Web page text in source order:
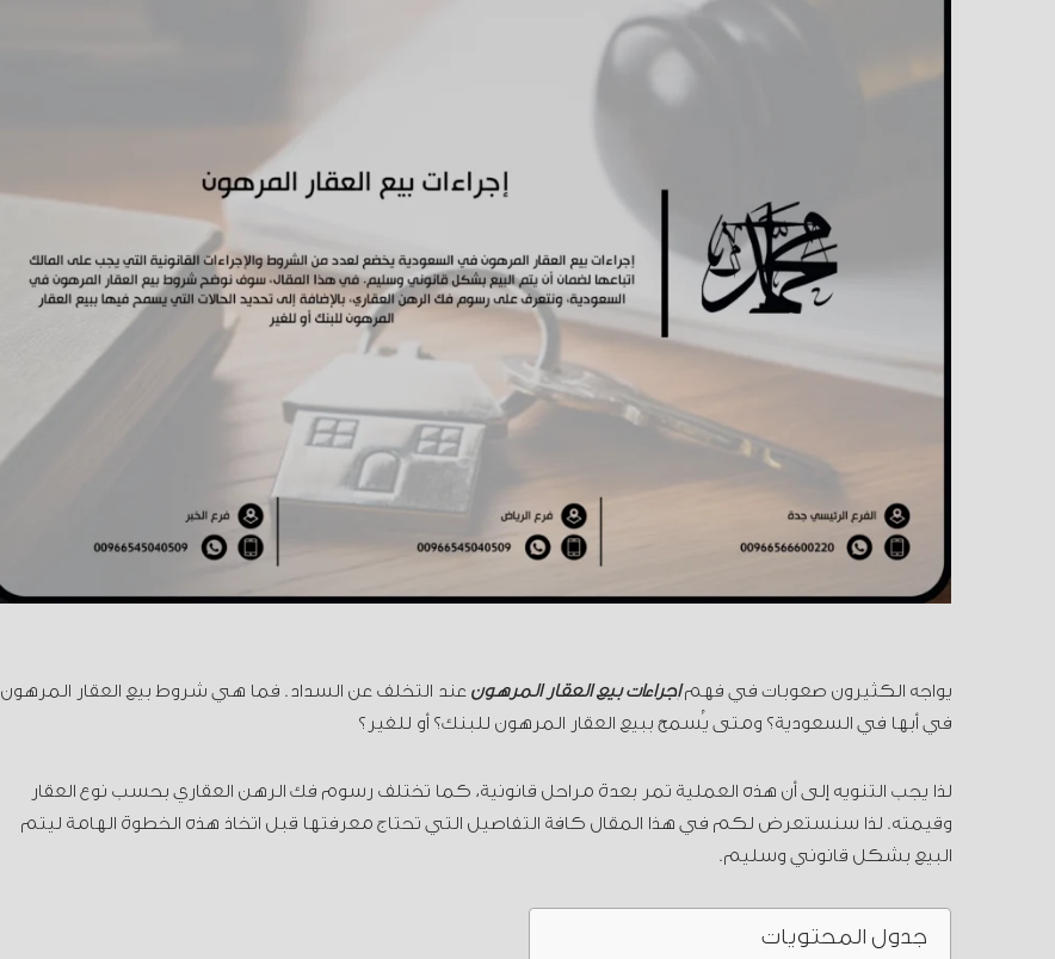
يواجه الكثيرون صعوبات في فهم إجراءات بيع العقار المرهون عند التخلف عن السداد. فما هي شروط بيع العقار المرهون
في أبها في السعودية؟ ومتى يُسمح ببيع العقار المرهون للبنك؟ أو للغير؟
لذا يجب التنويه إلى أن هذه العملية تمر بعدة مراحل قانونية، كما تختلف رسوم فك الرهن العقاري بحسب نوع العقار
وقيمته. لذا سنستعرض لكم في هذا المقال كافة التفاصيل التي تحتاج معرفتها قبل اتخاذ هذه الخطوة الهامة ليتم
البيع بشكل قانوني وسليم.
جدول المحتويات